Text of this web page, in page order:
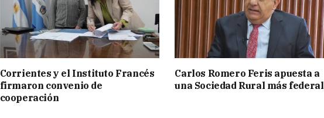
Corrientes y el Instituto Francés
firmaron convenio de
cooperación
Carlos Romero Feris apuesta a
una Sociedad Rural más federal